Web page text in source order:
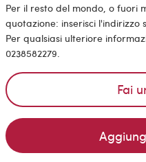
Per il resto del mondo, o fuori
quotazione: inserisci l'indirizzo
Per qualsiasi ulteriore
0238582279.
Fai